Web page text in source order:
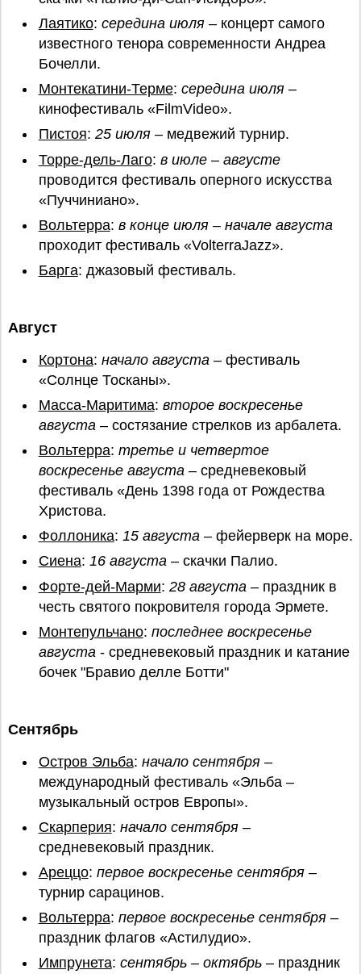
Лаятико: середина июля– концерт самого
известного тенора современности Андреа
Бочелли.
Монтекатини-Терме: середина июля–
кинофестиваль «FilmVideo».
Пистоя: 25 июля– медвежий турнир.
Торре-дель-Лаго: в июле – августе
проводится фестиваль оперного искусства
«Пуччиниано».
Вольтерра: в конце июля – начале августа
проходит фестиваль «VolterraJazz».
Барга: джазовый фестиваль.
Август
Кортона: начало августа – фестиваль
«Солнце Тосканы».
Масса-Маритима: второе воскресенье
августа– состязание стрелков из арбалета.
Вольтерра: третье и четвертое
воскресенье августа – средневековый
фестиваль «День 1398 года от Рождества
Христова.
Фоллоника: 15 августа – фейерверк на море.
Сиена: 16 августа – скачки Палио.
Форте-дей-Марми: 28 августа – праздник в
честь святого покровителя города Эрмете.
Монтепульчано: последнее воскресенье
августа - средневековый праздник и катание
бочек "Бравио делле Ботти"
Сентябрь
Остров Эльба: начало сентября –
международный фестиваль «Эльба –
музыкальный остров Европы».
Скарперия: начало сентября–
средневековый праздник.
Ареццо: первое воскресенье сентября –
турнир сарацинов.
Вольтерра: первое воскресенье сентября–
праздник флагов «Астилудио».
Импрунета: сентябрь – октябрь – праздник